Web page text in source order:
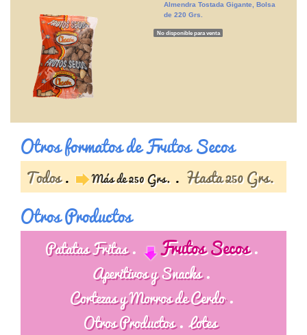
Almendra Tostada Gigante, Bolsa
de 220 Grs.
No disponible para venta
Otros formatos de Frutos Secos
Todos Más de 250 Grs. Hasta 250 Grs.
Otros Productos
Patatas Fritas Frutos Secos
Aperitivos y Snacks
Cortezas y Morros de Cerdo
Otros Productos
Lotes